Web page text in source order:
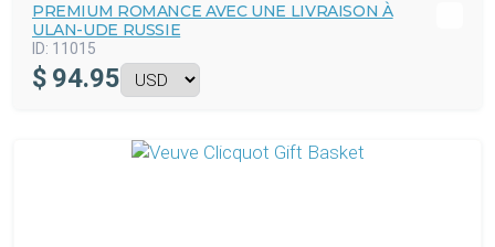
PREMIUM ROMANCE AVEC UNE LIVRAISON À
ULAN-UDE RUSSIE
ID: 11015
$ 94.95